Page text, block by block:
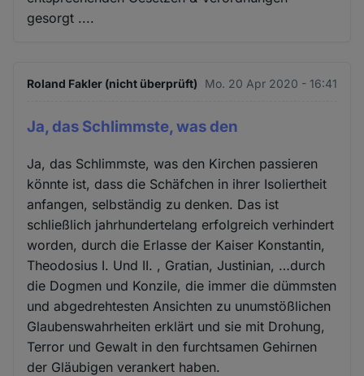
gesorgt ....
Roland Fakler (nicht überprüft) Mo. 20 Apr 2020 - 16:41
Ja, das Schlimmste, was den
Ja, das Schlimmste, was den Kirchen passieren
könnte ist, dass die Schäfchen in ihrer Isoliertheit
anfangen, selbständig zu denken. Das ist
schließlich jahrhundertelang erfolgreich verhindert
worden, durch die Erlasse der Kaiser Konstantin,
Theodosius I. Und II. , Gratian, Justinian, …durch
die Dogmen und Konzile, die immer die dümmsten
und abgedrehtesten Ansichten zu unumstößlichen
Glaubenswahrheiten erklärt und sie mit Drohung,
Terror und Gewalt in den furchtsamen Gehirnen
der Gläubigen verankert haben.